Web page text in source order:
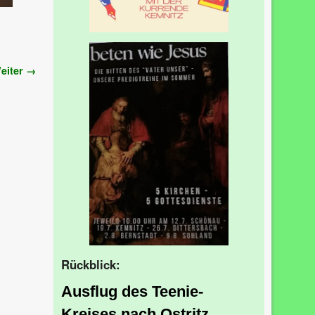
→
Rückblick:
Ausflug des Teenie-